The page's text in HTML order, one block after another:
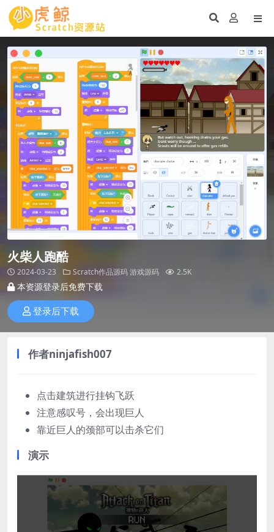
火柴人跑酷
2024-03-23 Scratch作品源码游戏源码 2.5K
本资源登录后免费下载
登录后下载
作者ninjafish007
点击建筑进行挂钩飞跃
注意感叹号，会出现巨人
靠近巨人的颈部可以击杀它们
演示